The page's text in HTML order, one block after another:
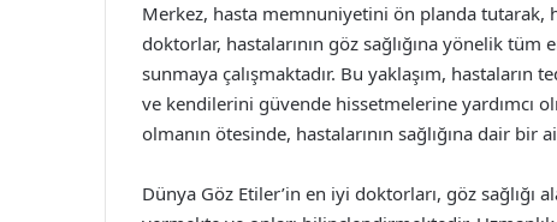
Merkez, hasta memnuniyetini ön planda tutarak,
doktorlar, hastalarının göz sağlığına yönelik
sunmaya çalışmaktadır. Bu yaklaşım, hastaların
ve kendilerini güvende hissetmelerine yardımcı
olmanın ötesinde, hastalarının sağlığına dair bir
Dünya Göz Etiler’in en iyi doktorları, göz sağlığı